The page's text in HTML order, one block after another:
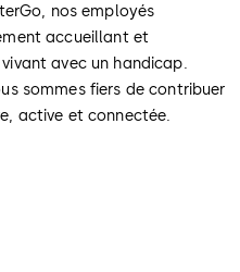
nos employés
accueillant et
avec un handicap.
sommes fiers de contribuer
active et connectée.